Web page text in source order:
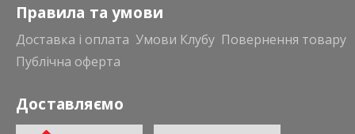
Правила та умови
Доставка і оплата Умови Клубу Повернення товару
Публічна оферта
Доставляємо